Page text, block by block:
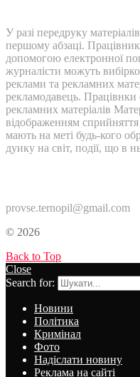
У разі передруку
першому абзаці.
допомогою електронної
журналісти можуть
реклами та рекламних
рекламодавець. Працівнки
рекламних матеріалів
відображенням
мають на меті будь-кого
дуику на світ, події, що в
provse.ternopil@gmail.com
© 2026
Back to Top
Close
Search for:
Новини
Політика
Кримінал
Фото
Надіслати новину
Реклама на сайті